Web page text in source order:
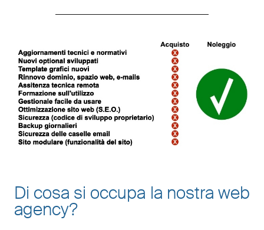
Di cosa si occupa la nostra web
agency?